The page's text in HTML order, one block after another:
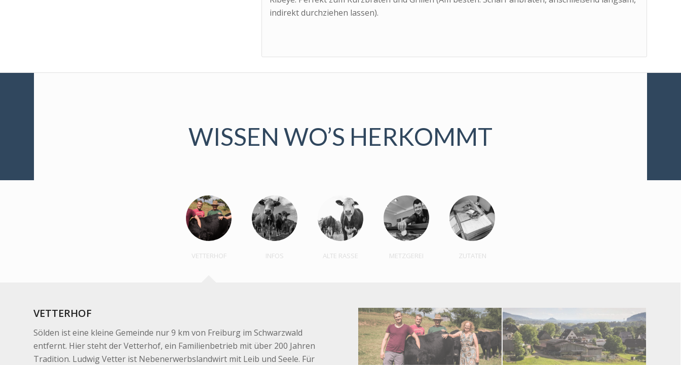
indirekt durchziehen lassen).
WISSEN WO’S HERKOMMT
VETTERHOF INFOS ALTE RASSE METZGEREI ZUTATEN
VETTERHOF
Sölden ist eine kleine Gemeinde nur 9 km von Freiburg im Schwarzwald
entfernt. Hier steht der Vetterhof, ein Familienbetrieb mit über 200 Jahren
Tradition. Ludwig Vetter ist Nebenerwerbslandwirt mit Leib und Seele. Für